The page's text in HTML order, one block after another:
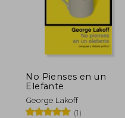
No Pienses en un
Elefante
George Lakoff
(1)